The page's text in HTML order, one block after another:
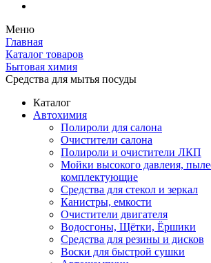
Меню
Главная
Каталог товаров
Бытовая химия
Средства для мытья посуды
Каталог
Автохимия
Полироли для салона
Очистители салона
Полироли и очистители ЛКП
Мойки высокого давлеия,
комплектующие
Средства для стекол и зеркал
Канистры, емкости
Очистители двигателя
Водосгоны, Щётки, Ёршики
Средства для резины и дисков
Воски для быстрой сушки